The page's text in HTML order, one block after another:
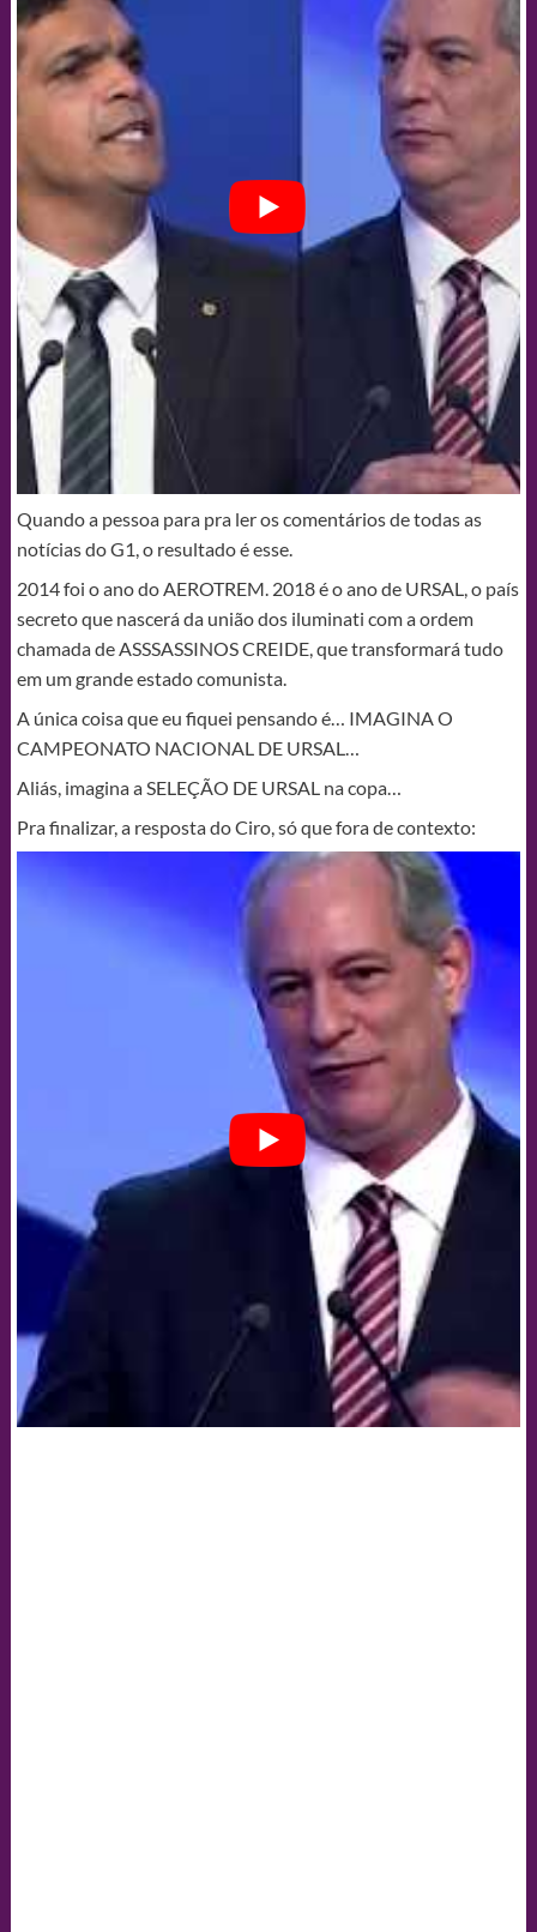
Quando a pessoa para pra ler os comentários de todas as
notícias do G1, o resultado é esse.
2014 foi o ano do AEROTREM. 2018 é o ano de URSAL, o país
secreto que nascerá da união dos iluminati com a ordem
chamada de ASSSASSINOS CREIDE, que transformará tudo
em um grande estado comunista.
A única coisa que eu fiquei pensando é… IMAGINA O
CAMPEONATO NACIONAL DE URSAL…
Aliás, imagina a SELEÇÃO DE URSAL na copa…
Pra finalizar, a resposta do Ciro, só que fora de contexto: